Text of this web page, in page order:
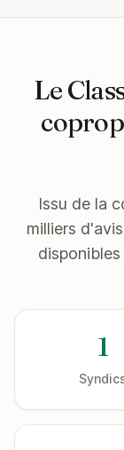
Le
Issu de la
milliers
1